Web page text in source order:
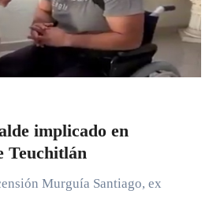
implicado en
Teuchitlán